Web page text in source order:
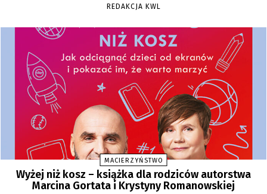
REDAKCJA KWL
MACIERZYŃSTWO
Wyżej niż kosz – książka dla rodziców autorstwa
Marcina Gortata i Krystyny Romanowskiej